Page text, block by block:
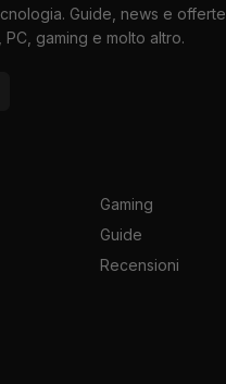
Guide, news e offerte
PC, gaming e molto altro.
Gaming
Guide
Recensioni